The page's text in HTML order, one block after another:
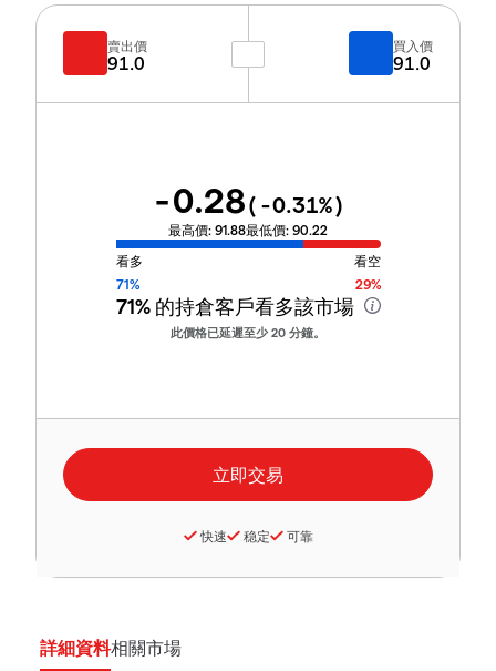
賣出價
91.0
買入價
91.0
-0.28( -0.31%)
最高價: 91.88最低價: 90.22
看多
看空
71%
29%
71%的持倉客戶看多該市場
此價格已延遲至少 20 分鐘。
快速 稳定 可靠
詳細資料相關市場